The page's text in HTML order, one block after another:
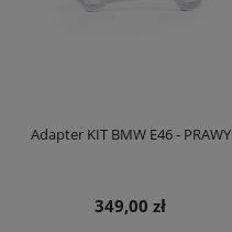
Adapter KIT BMW E46 - PRAWY
349,00 zł